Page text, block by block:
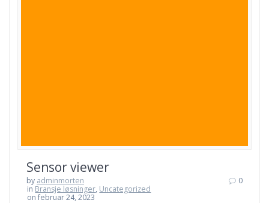
Sensor viewer
by adminmorten
in Bransje løsninger, Uncategorized
on februar 24, 2023
0